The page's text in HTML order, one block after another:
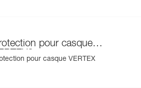
pour casque
pour casque VERTEX